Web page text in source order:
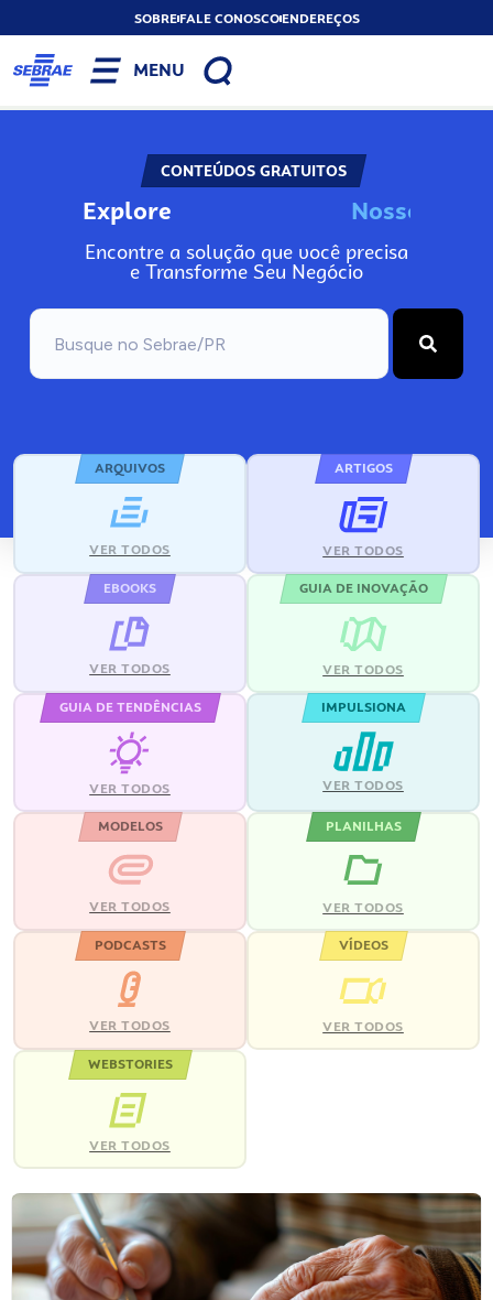
SOBREFALE CONOSCOENDEREÇOS
MENU
CONTEÚDOS GRATUITOS
Explore No
Encontre a solução que você precisa
e Transforme Seu Negócio
ARQUIVOS
VER TODOS
ARTIGOS
VER TODOS
EBOOKS
VER TODOS
GUIA DE INOVAÇÃO
VER TODOS
GUIA DE TENDÊNCIAS
VER TODOS
IMPULSIONA
VER TODOS
MODELOS
VER TODOS
PLANILHAS
VER TODOS
PODCASTS
VER TODOS
VÍDEOS
VER TODOS
WEBSTORIES
VER TODOS